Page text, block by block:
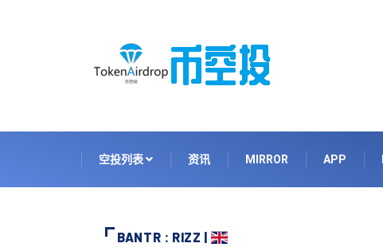
空投列表 资讯 MIRROR APP
BANTR : RIZZ |
BANTR